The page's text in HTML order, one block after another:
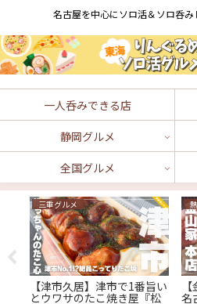
名古屋を中心にソロ活＆ソロ呑み
一人呑みできる店
静岡グルメ
全国グルメ
三重グルメ
【津市久居】津市で1番旨い
とウワサのたこ焼き屋『松 名